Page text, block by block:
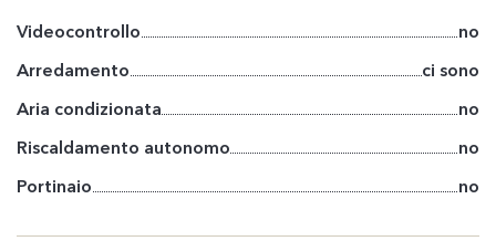
Videocontrollo
no
Arredamento
ci sono
Aria condizionata
no
Riscaldamento autonomo
no
Portinaio
no